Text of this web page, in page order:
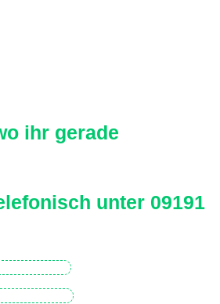
ihr gerade
unter 09191